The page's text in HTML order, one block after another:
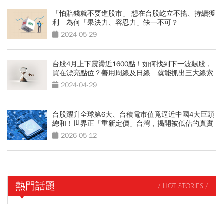
「怕賠錢就不要進股市」 想在台股屹立不搖、持續獲
利 為何「果決力、容忍力」缺一不可？
2024-05-29
台股4月上下震盪近1600點！如何找到下一波飆股，
買在漂亮點位？善用周線及日線 就能抓出三大線索
2024-04-29
台股躍升全球第6大、台積電市值竟逼近中國4大巨頭
總和！世界正「重新定價」台灣，揭開被低估的真實
實力2026-05-12
熱門話題 / HOT STORIES /